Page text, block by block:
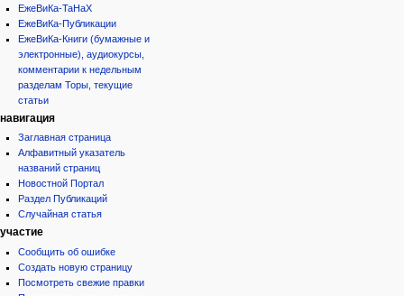
ЕжеВиКа-ТаНаХ
ЕжеВиКа-Публикации
ЕжеВиКа-Книги (бумажные и
электронные), аудиокурсы,
комментарии к недельным
разделам Торы, текущие
статьи
навигация
Заглавная страница
Алфавитный указатель
названий страниц
Новостной Портал
Раздел Публикаций
Случайная статья
участие
Сообщить об ошибке
Создать новую страницу
Посмотреть свежие правки